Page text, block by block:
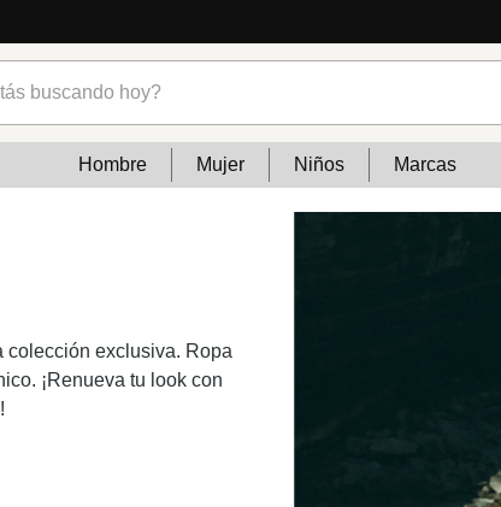
Hombre Mujer Niños Marcas
colección exclusiva. Ropa
¡Renueva tu look con